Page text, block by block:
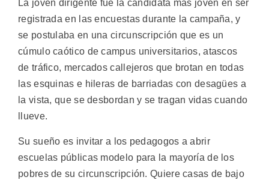
La joven dirigente fue la candidata más joven en ser
registrada en las encuestas durante la campaña, y
se postulaba en una circunscripción que es un
cúmulo caótico de campus universitarios, atascos
de tráfico, mercados callejeros que brotan en todas
las esquinas e hileras de barriadas con desagües a
la vista, que se desbordan y se tragan vidas cuando
llueve.
Su sueño es invitar a los pedagogos a abrir
escuelas públicas modelo para la mayoría de los
pobres de su circunscripción. Quiere casas de bajo